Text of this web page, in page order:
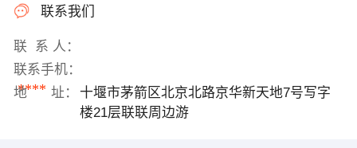
联系我们
联 系 人：
联系手机：
****
地 址：
十堰市茅箭区北京北路京华新天地7号写字
楼21层联联周边游